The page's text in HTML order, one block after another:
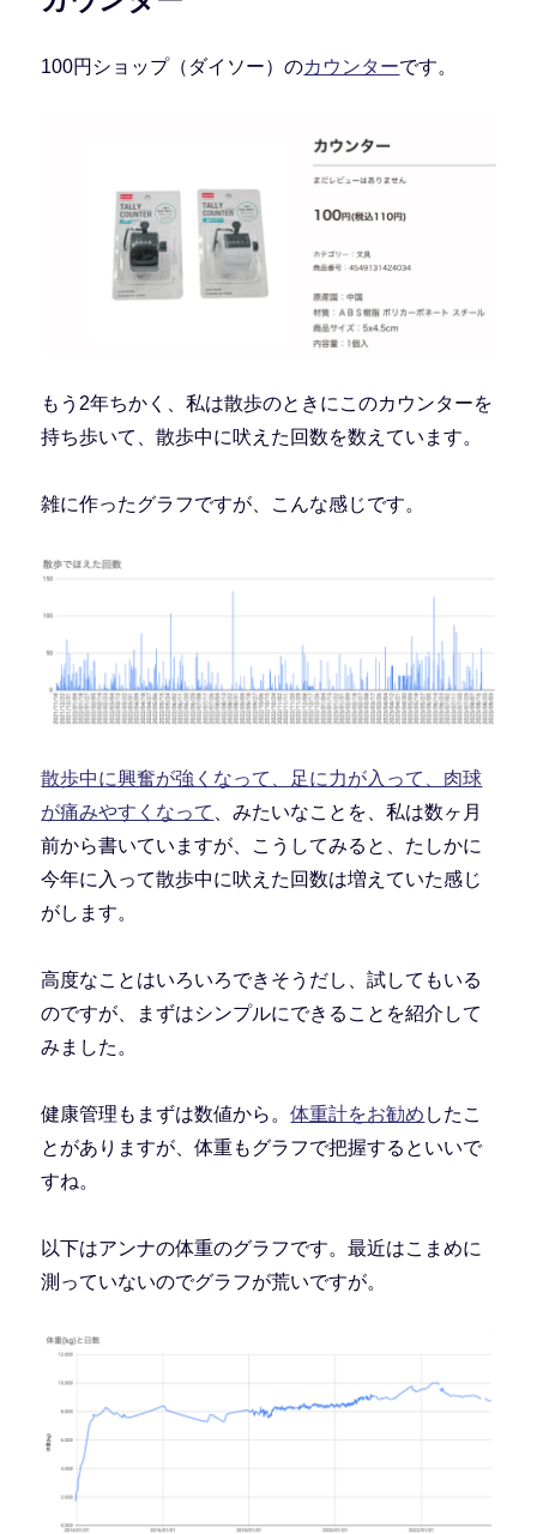
100円ショップ（ダイソー）のカウンターです。
もう2年ちかく、私は散歩のときにこのカウンターを
持ち歩いて、散歩中に吠えた回数を数えています。
雑に作ったグラフですが、こんな感じです。
散歩中に興奮が強くなって、足に力が入って、肉球
が痛みやすくなって 、みたいなことを、私は数ヶ月
前から書いていますが、こうしてみると、たしかに
今年に入って散歩中に吠えた回数は増えていた感じ
がします。
高度なことはいろいろできそうだし、試してもいる
のですが、まずはシンプルにできることを紹介して
みました。
健康管理もまずは数値から。体重計をお勧め したこ
とがありますが、体重もグラフで把握するといいで
すね。
以下はアンナの体重のグラフです。最近はこまめに
測っていないのでグラフが荒いですが。